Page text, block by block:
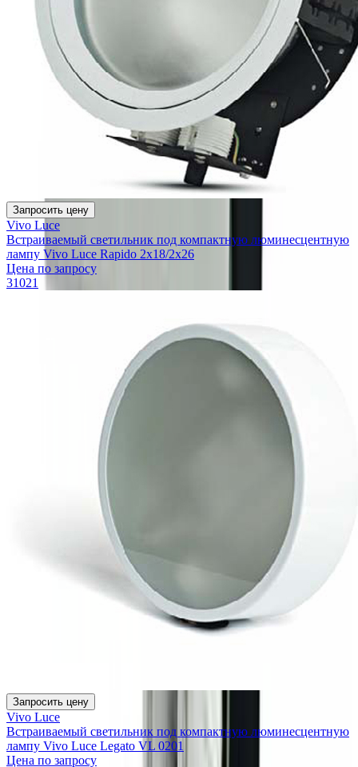
Запросить цену
Vivo Luce
Встраиваемый светильник под компактную люминесцентную
лампу Vivo Luce Rapido 2x18/2x26
Цена по запросу
31021
Запросить цену
Vivo Luce
Встраиваемый светильник под компактную люминесцентную
лампу Vivo Luce Legato VL 0201
Цена по запросу